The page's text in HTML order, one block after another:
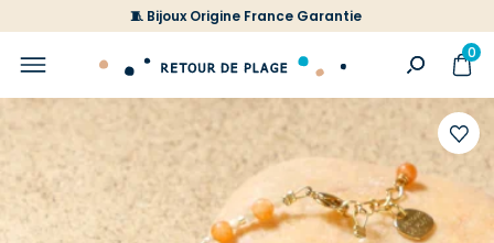
🧵 Bijoux Origine France Garantie
0
votre